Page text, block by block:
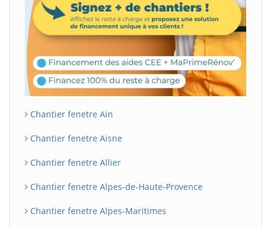
Chantier fenetre Ain
Chantier fenetre Aisne
Chantier fenetre Allier
Chantier fenetre Alpes-de-Haute-Provence
Chantier fenetre Alpes-Maritimes